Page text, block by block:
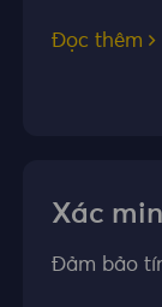
Đọc thêm
Xác
Đảm bảo